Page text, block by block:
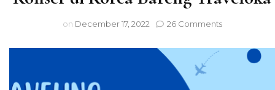
on December 17, 2022 26 Commentson
Impian
Nonton